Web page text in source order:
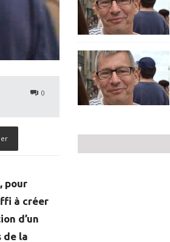
0
pour
à créer
d’un
de la